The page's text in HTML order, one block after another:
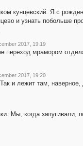
кунцевский. Я с
и узнать побольше
2017, 19:19
переход мрамором
2017, 19:20
и лежит там, наверное,
Мы, когда